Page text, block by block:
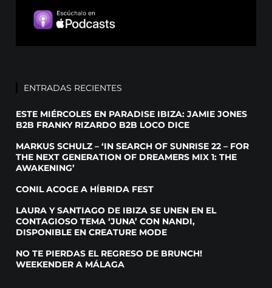
ENTRADAS RECIENTES
ESTE MIÉRCOLES EN PARADISE IBIZA: JAMIE JONES
B2B FRANKY RIZARDO B2B LOCO DICE
MARKUS SCHULZ – ‘IN SEARCH OF SUNRISE 22 – FOR
THE NEXT GENERATION OF DREAMERS MIX 1: THE
AWAKENING’
CONIL ACOGE A HÍBRIDA FEST
LAURA Y SANTIAGO DE IBIZA SE UNEN EN EL
CONTAGIOSO TEMA ‘JUNA’ CON NANDI,
DISPONIBLE EN CREATURE MODE
NO TE PIERDAS EL REGRESO DE BRUNCH!
WEEKENDER A MÁLAGA